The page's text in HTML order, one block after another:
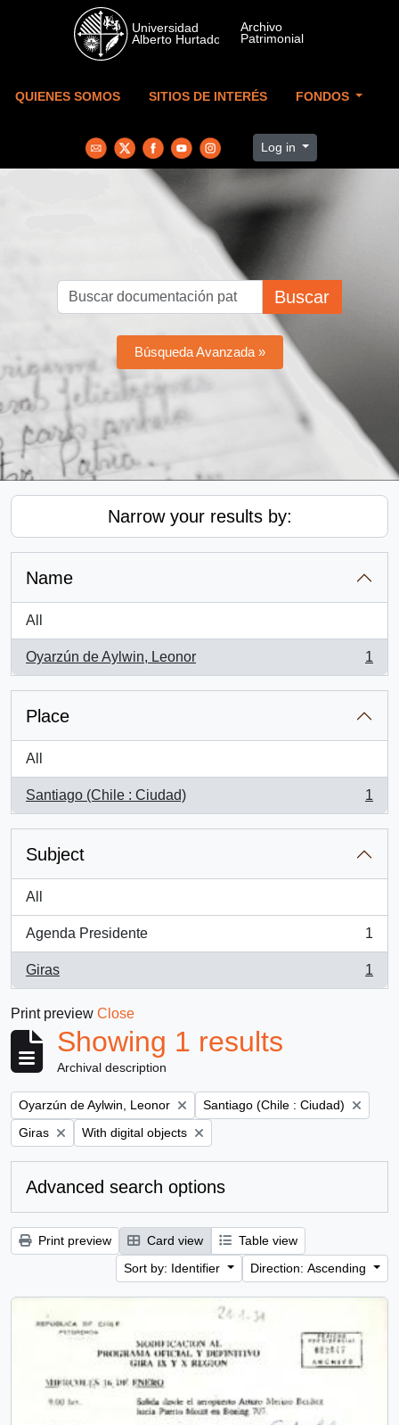
Skip to main content
QUIENES SOMOS SITIOS DE INTERÉS FONDOS
Log in
Buscar
Búsqueda Avanzada »
Narrow your results by:
Name
All
Oyarzún de Aylwin, Leonor
, 1 results
1
Place
All
Santiago (Chile : Ciudad)
, 1 results
1
Subject
All
Agenda Presidente
, 1 results
1
Giras
, 1 results
1
Print preview Close
Showing 1 results
Archival description
Remove filter:
Oyarzún de Aylwin, Leonor Remove filter:
Santiago (Chile : Ciudad)
Remove filter:
Giras Remove filter:
With digital objects
Advanced search options
Print preview Card view
Table view
Sort by: Identifier
Direction: Ascending